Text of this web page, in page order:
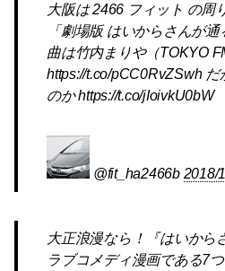
大阪は 2466 フィット の周
「劇場版 はいからさんが
曲は竹内まりや（TOKYO
https://t.co/pCC0RvZSwh
のか https://t.co/jIoivkU0bW
@fit_ha2466b 2018/
大正浪漫なら！『はいから
ラブコメディ漫画である7